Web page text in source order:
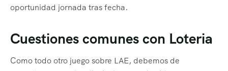
oportunidad jornada tras fecha.
Cuestiones comunes con Loteria
Como todo otro juego sobre LAE, debemos de